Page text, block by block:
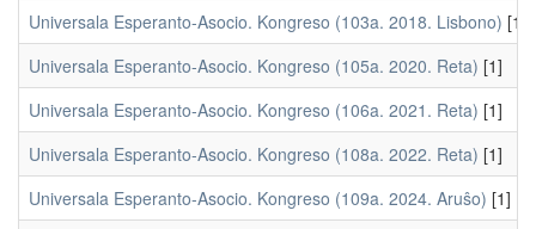
Universala Esperanto-Asocio. Kongreso (103a. 2018. Lisbono) [1]
Universala Esperanto-Asocio. Kongreso (105a. 2020. Reta) [1]
Universala Esperanto-Asocio. Kongreso (106a. 2021. Reta) [1]
Universala Esperanto-Asocio. Kongreso (108a. 2022. Reta) [1]
Universala Esperanto-Asocio. Kongreso (109a. 2024. Aruŝo) [1]